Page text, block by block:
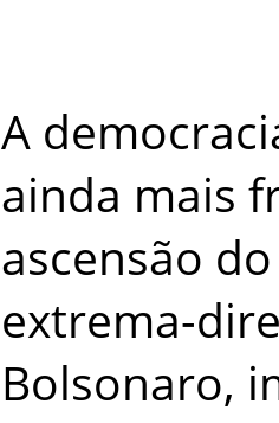
A
ainda mais
ascensão
extrema-
Bolsonaro,